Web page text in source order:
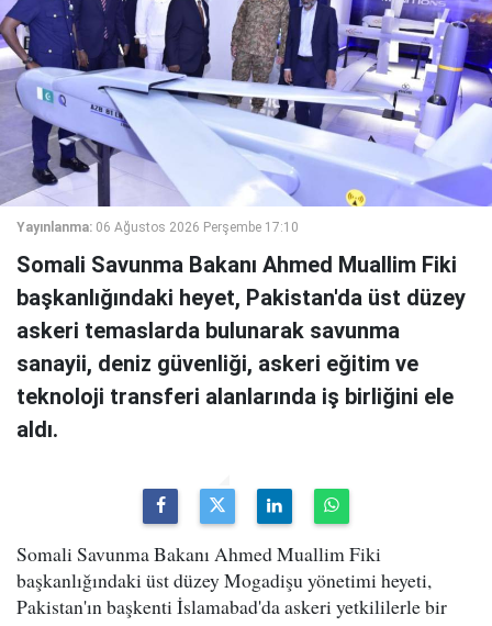
Yayınlanma: 06 Ağustos 2026 Perşembe 17:10
Somali Savunma Bakanı Ahmed Muallim Fiki
başkanlığındaki heyet, Pakistan'da üst düzey
askeri temaslarda bulunarak savunma
sanayii, deniz güvenliği, askeri eğitim ve
teknoloji transferi alanlarında iş birliğini ele
aldı.
Somali Savunma Bakanı Ahmed Muallim Fiki
başkanlığındaki üst düzey Mogadişu yönetimi heyeti,
Pakistan'ın başkenti İslamabad'da askeri yetkililerle bir